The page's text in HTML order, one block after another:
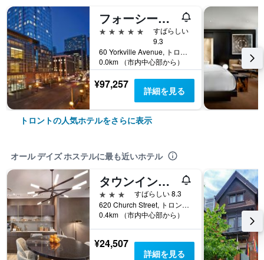
フォーシーズンズホテル トロント
5つ星
すばらしい
9.3
60 Yorkville Avenue, トロント, ON, カナダ
0.0km （市内中心部から）
¥97,257 詳細を見る
トロントの人気ホテルをさらに表示
オール デイズ ホステルに最も近いホテル
タウンインスイーツホテル
3つ星
すばらしい 8.3
620 Church Street, トロント, ON, カナダ
0.4km （市内中心部から）
¥24,507
詳細を見る